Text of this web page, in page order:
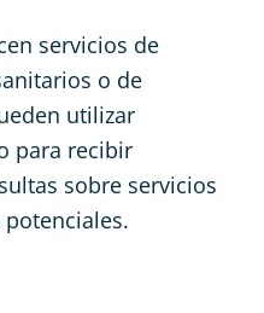
servicios de
o de
utilizar
para recibir
sobre servicios